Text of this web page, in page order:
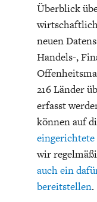
Überblick
neuen
Handels-,
216 Länder
erfasst
können auf
eingerichtete
wir
auch ein
bereitstellen.